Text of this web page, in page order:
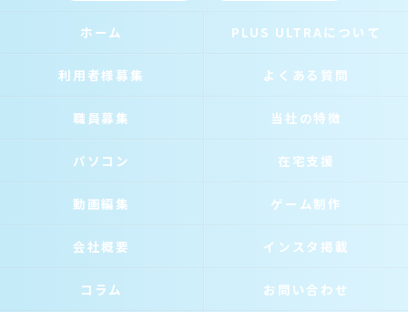
ホーム PLUS ULTRAについて
利用者様募集 よくある質問
職員募集 当社の特徴
パソコン 在宅支援
動画編集 ゲーム制作
会社概要 インスタ掲載
コラム お問い合わせ